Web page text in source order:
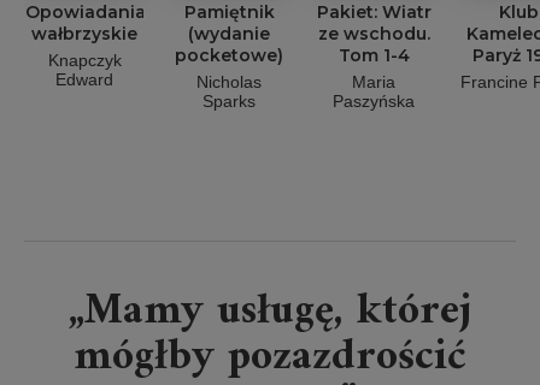
Opowiadania
wałbrzyskie
Knapczyk
Edward
Pamiętnik
(wydanie
pocketowe)
Nicholas
Sparks
Pakiet: Wiatr
ze wschodu.
Tom 1-4
Maria
Paszyńska
Klub
Paryż
Francine
„Mamy usługę, której
mógłby pozazdrościć